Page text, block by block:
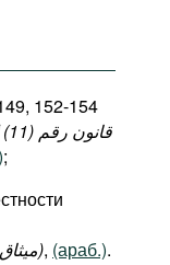
152-154
;
(میثاق سلوك ونزاهة الموظفين العموميين), (араб.).